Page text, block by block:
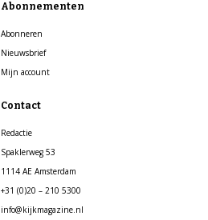
Abonnementen
Abonneren
Nieuwsbrief
Mijn account
Contact
Redactie
Spaklerweg 53
1114 AE Amsterdam
+31 (0)20 – 210 5300
info@kijkmagazine.nl